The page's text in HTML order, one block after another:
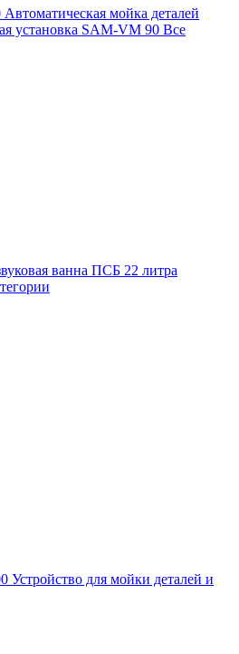
Автоматическая мойка деталей
установка SAM-VM 90 Все
ванна ПСБ 22 литра
Устройство для мойки деталей и